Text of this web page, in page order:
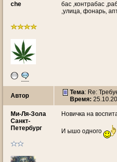
che
бас ,контрабас
,улица, фонарь,
Автор Тема: Re:
Время:
Ми-Ля-Зола
Санкт-
Петербург
Новичка на
И ышо одного